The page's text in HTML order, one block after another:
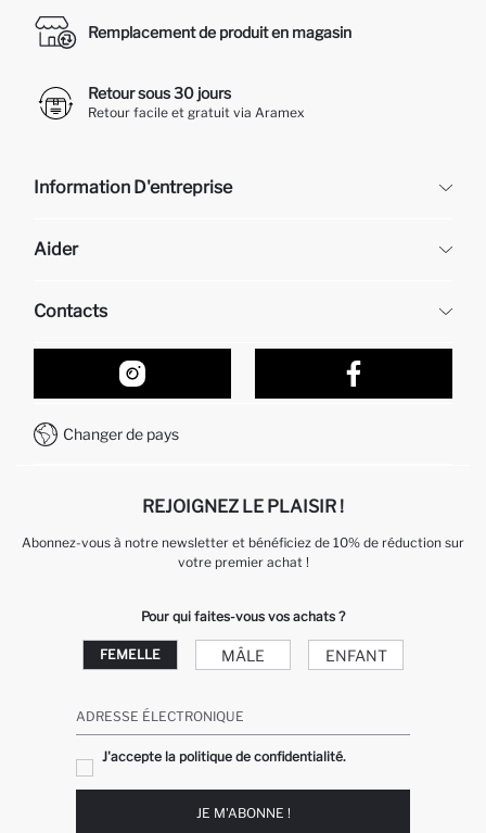
Remplacement de produit en magasin
Retour sous 30 jours
Retour facile et gratuit via Aramex
Information D'entreprise
À propos de nous
Aider
Retour et changement
Suivi de la Commande
Comment acheter sur DeFacto ?
Comment payer sur DeFacto?
Contacts
Nos Magasins
Formulaire de contact
Service Client +212 525 076 633
Changer de pays
REJOIGNEZ LE PLAISIR !
Abonnez-vous à notre newsletter et bénéficiez de 10% de réduction sur
votre premier achat !
Pour qui faites-vous vos achats ?
FEMELLE MÂLE ENFANT
ADRESSE ÉLECTRONIQUE
J'accepte la politique de confidentialité.
JE M'ABONNE !